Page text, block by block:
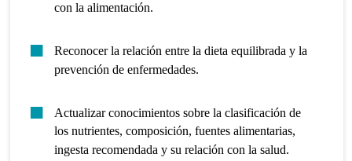
con la alimentación.
Reconocer la relación entre la dieta equilibrada y la
prevención de enfermedades.
Actualizar conocimientos sobre la clasificación de
los nutrientes, composición, fuentes alimentarias,
ingesta recomendada y su relación con la salud.